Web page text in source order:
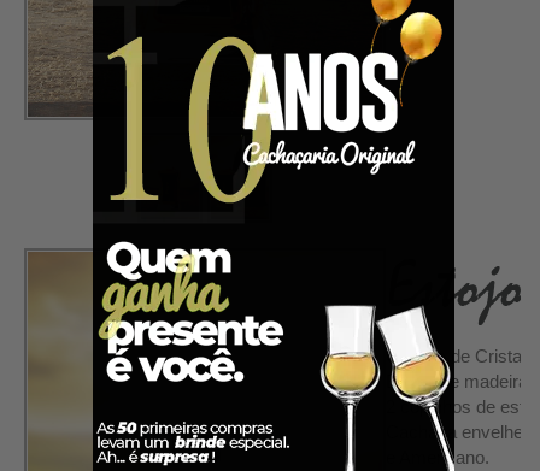
Garrafa de Cristal
Estojo de madeira
2 copinhos de
Cachaça
e Americano.